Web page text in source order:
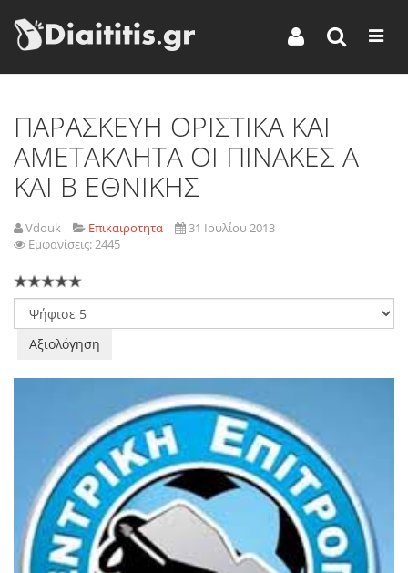
ΠΑΡΑΣΚΕΥΗ ΟΡΙΣΤΙΚΑ ΚΑΙ
ΑΜΕΤΑΚΛΗΤΑ ΟΙ ΠΙΝΑΚΕΣ Α
ΚΑΙ Β ΕΘΝΙΚΗΣ
Vdouk Επικαιροτητα
31 Ιουλίου 2013
Εμφανίσεις: 2445
Παρακαλώ
αξιολογήστε